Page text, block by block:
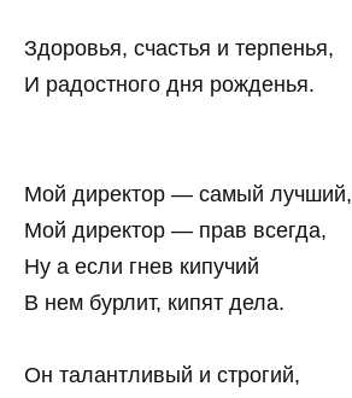
Здоровья, счастья и терпенья,
И радостного дня рожденья.
Мой директор — самый лучший,
Мой директор — прав всегда,
Ну а если гнев кипучий
В нем бурлит, кипят дела.
Он талантливый и строгий,